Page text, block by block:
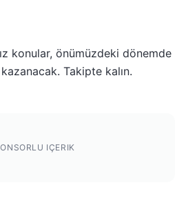
konular, önümüzdeki dönemde
Takipte kalın.
IÇERIK